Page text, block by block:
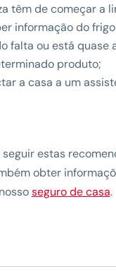
têm de começar a
informação do
falta ou está quase
produto;
a casa a um
estas
obter
seguro de casa.